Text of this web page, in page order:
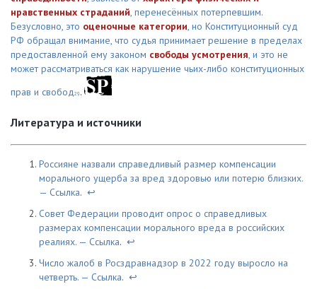
нравственных страданий, перенесённых потерпевшим.
Безусловно, это оценочные категории, но Конституционный суд
РФ обращал внимание, что судья принимает решение в пределах
предоставленной ему законом свободы усмотрения, и это не
может рассматриваться как нарушение чьих-либо конституционных
прав и свобод29.
Литература и источники
Россияне назвали справедливый размер компенсации
морального ущерба за вред здоровью или потерю близких.
— Ссылка. ↩
Совет Федерации проводит опрос о справедливых
размерах компенсации морального вреда в российских
реалиях. — Ссылка. ↩
Число жалоб в Росздравнадзор в 2022 году выросло на
четверть. — Ссылка. ↩